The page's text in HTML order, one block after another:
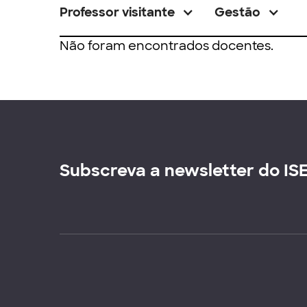
Professor visitante Gestão
Não foram encontrados docentes.
Subscreva a newsletter do